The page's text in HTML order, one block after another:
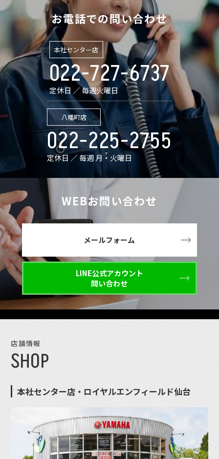
お電話での問い合わせ
本社センター店
022-727-6737
定休日 ／ 毎週火曜日
八幡町店
022-225-2755
定休日 ／ 毎週 月・火曜日
WEBお問い合わせ
メールフォーム
LINE公式アカウント
問い合わせ
店舗情報
SHOP
本社センター店・ロイヤルエンフィールド仙台